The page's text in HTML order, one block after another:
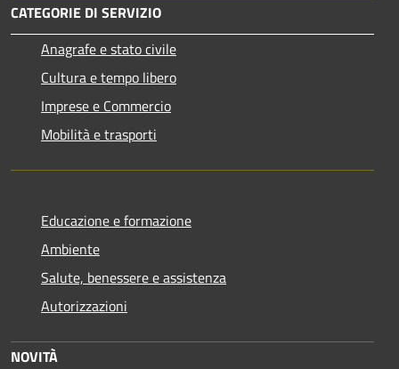
CATEGORIE DI SERVIZIO
Anagrafe e stato civile
Cultura e tempo libero
Imprese e Commercio
Mobilità e trasporti
Educazione e formazione
Ambiente
Salute, benessere e assistenza
Autorizzazioni
NOVITÀ